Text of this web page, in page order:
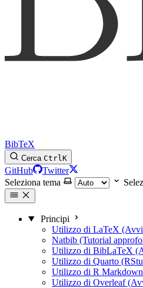
BibTeX
Cerca CtrlK
GitHub
Twitter
Seleziona tema
Principi
Utilizzo di LaTeX
Natbib (Tutorial
Utilizzo di BibLaTeX
Utilizzo di Quarto
Utilizzo di R
Utilizzo di Overleaf